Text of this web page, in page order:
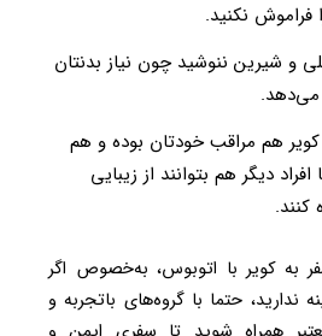
فراموش نکنید.
و شیرین ننوشید چون نیاز بدنتان
می‌دهد.
هم مراقب خودتان بوده و هم
دیگر هم بتوانند از زیبایی
کنند.
به کویر با اتوبوس، به‌خصوص اگر
ندارید، حتما با گروه‌های باتجربه و